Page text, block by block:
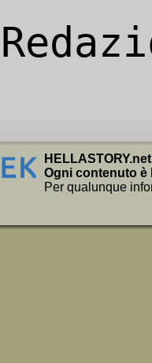
HELLASTORY.net
Ogni contenuto
Per qualunque